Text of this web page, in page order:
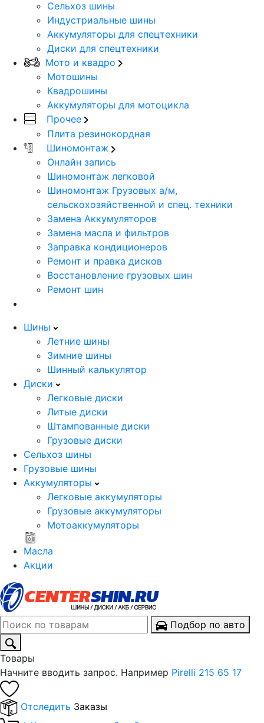
Сельхоз шины
Индустриальные шины
Аккумуляторы для спецтехники
Диски для спецтехники
Мото и квадро
Мотошины
Квадрошины
Аккумуляторы для мотоцикла
Прочее
Плита резинокордная
Шиномонтаж
Онлайн запись
Шиномонтаж легковой
Шиномонтаж Грузовых а/м,
сельскохозяйственной и спец. техники
Замена Аккумуляторов
Замена масла и фильтров
Заправка кондиционеров
Ремонт и правка дисков
Восстановление грузовых шин
Ремонт шин
Шины
Летние шины
Зимние шины
Шинный калькулятор
Диски
Легковые диски
Литые диски
Штампованные диски
Грузовые диски
Сельхоз шины
Грузовые шины
Аккумуляторы
Легковые аккумуляторы
Грузовые аккумуляторы
Мотоаккумуляторы
Масла
Акции
Подбор по авто
Товары
Начните вводить запрос. Например Pirelli 215 65 17
Отследить Заказы